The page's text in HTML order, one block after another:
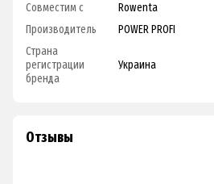
Совместим с
Rowenta
Производитель
POWER PROFI
Страна
регистрации
бренда
Украина
Отзывы